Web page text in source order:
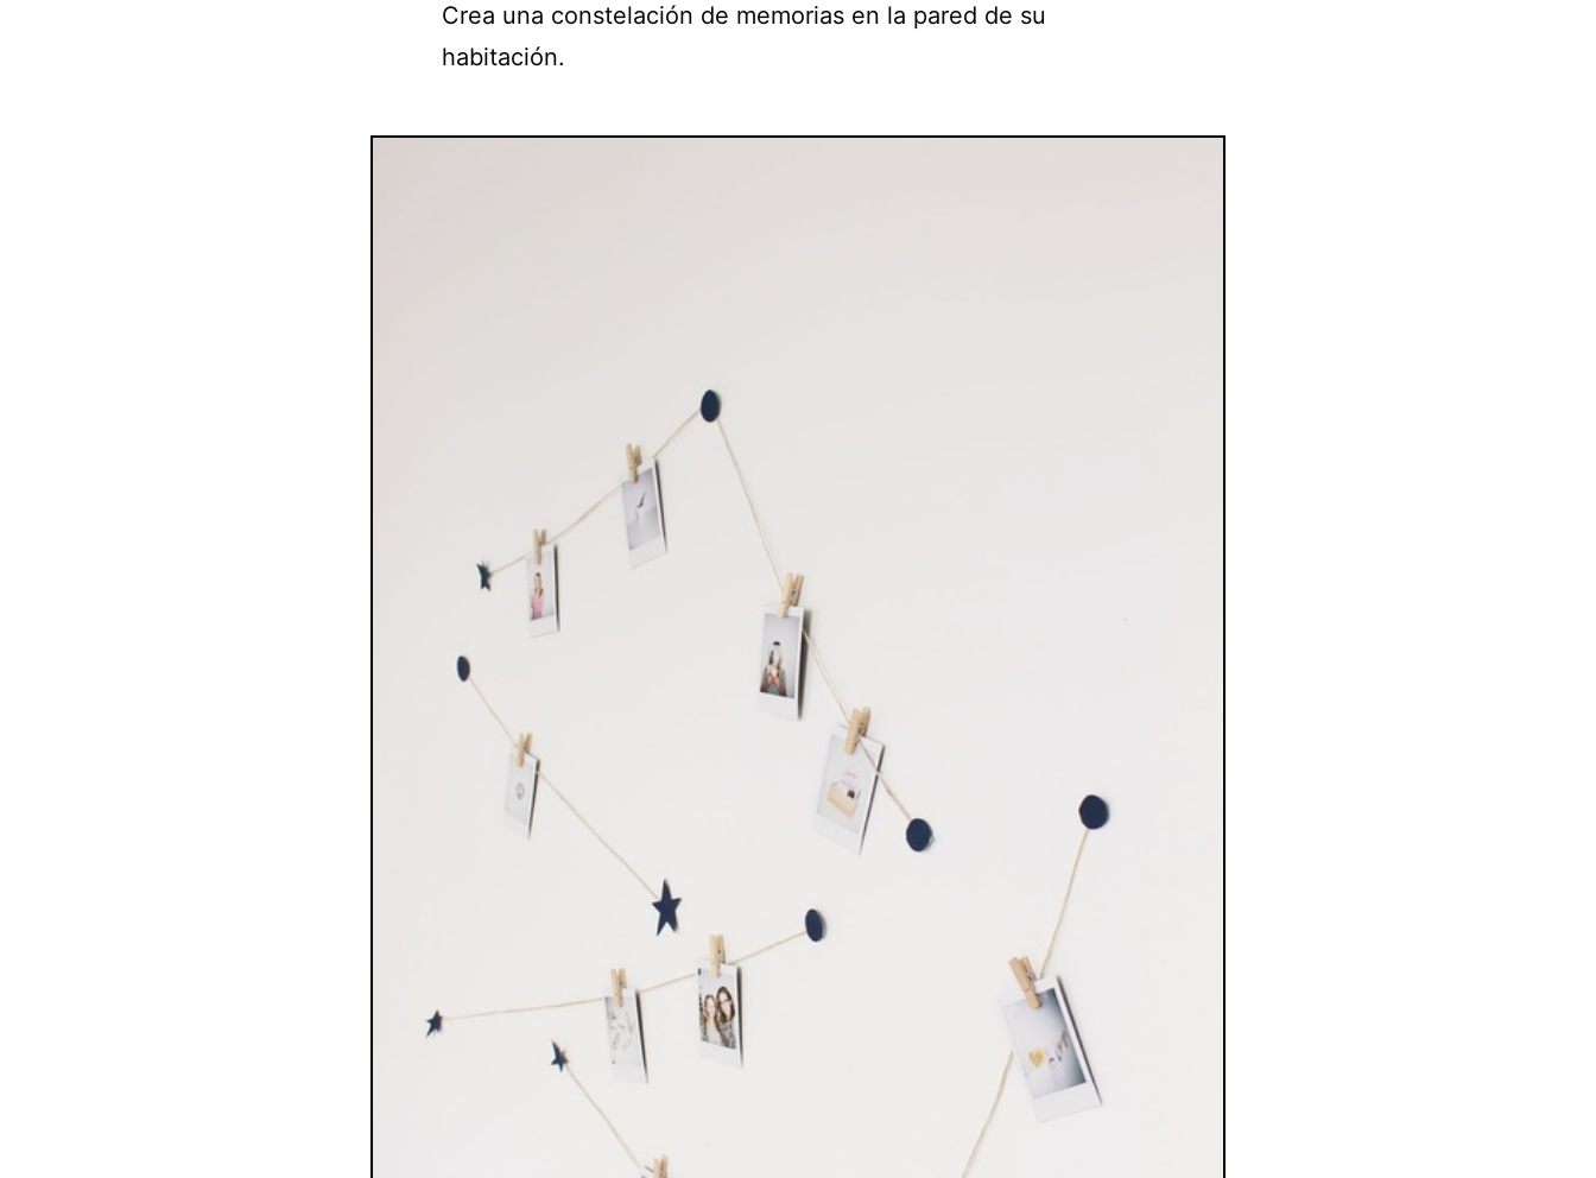
Crea una constelación de memorias en la pared de su
habitación.